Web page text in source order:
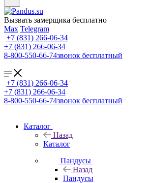
Вызвать замерщика бесплатно
Max Telegram
+7 (831) 266-06-34
+7 (831) 266-06-34
8-800-550-66-74звонок бесплатный
+7 (831) 266-06-34
+7 (831) 266-06-34
8-800-550-66-74звонок бесплатный
Каталог
Назад
Каталог
Пандусы
Назад
Пандусы